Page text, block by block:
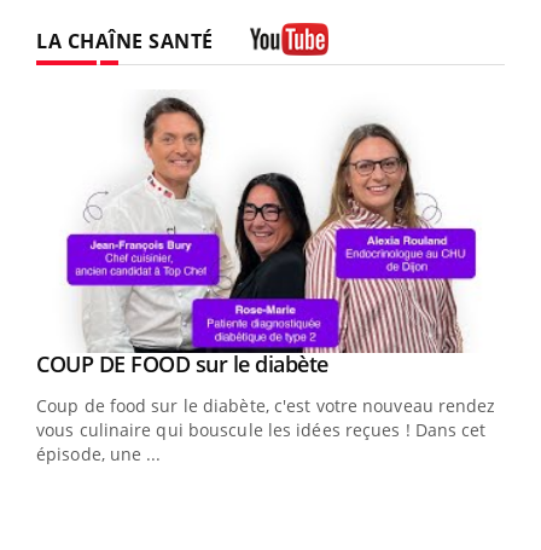
LA CHAÎNE SANTÉ
Youtube
COUP DE FOOD sur le diabèteYoutube
Coup de food sur le diabète, c'est votre nouveau rendez-
vous culinaire qui bouscule les idées reçues ! Dans cet
épisode, une ...
Youtube
Quand l’entreprise mise sur le bien être global
"Les rendez-vous de la santé et de la qualité de vie au
travail" de Pourquoi Docteur reçoivent Régis Blugeon,
DRH et directeur ...